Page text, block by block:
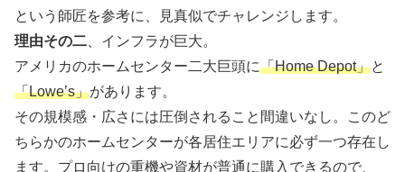
という師匠を参考に、見真似でチャレンジします。
理由その二 、インフラが巨大。
アメリカのホームセンター二大巨頭に「Home Depot」と
「Lowe’s」があります。
その規模感・広さには圧倒されること間違いなし。このど
ちらかのホームセンターが各居住エリアに必ず一つ存在し
ます。プロ向けの重機や資材が普通に購入できるので、